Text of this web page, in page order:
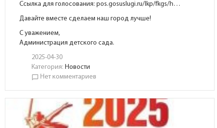
Ссылка для голосования:pos.gosuslugi.ru/lkp/fkgs/h…
Давайте вместе сделаем наш город лучше!
С уважением,
Администрация детского сада.
2025-04-30
Категория:Новости
chat_bubble_outline Нет комментариев